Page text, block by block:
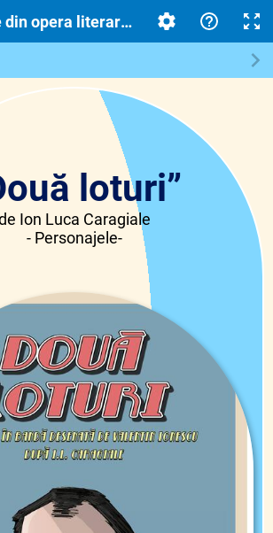
opera literară „Două loturi” de
loturi”
Ion Luca Caragiale
- Personajele-